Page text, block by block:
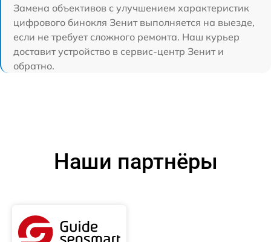
Замена объективов с улучшением характеристик
цифрового бинокля Зенит выполняется на выезде,
если не требует сложного ремонта. Наш курьер
доставит устройство в сервис-центр Зенит и
обратно.
Наши партнёры